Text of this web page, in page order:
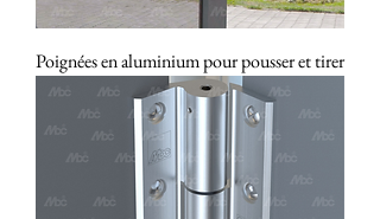
Poignées en aluminium pour pousser et tirer